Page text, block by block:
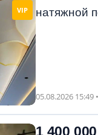
VIP натяжной
05.08.2026 15:49
1 400